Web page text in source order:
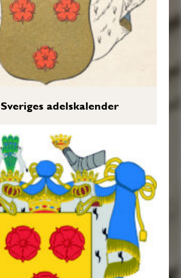
Sveriges adelskalender